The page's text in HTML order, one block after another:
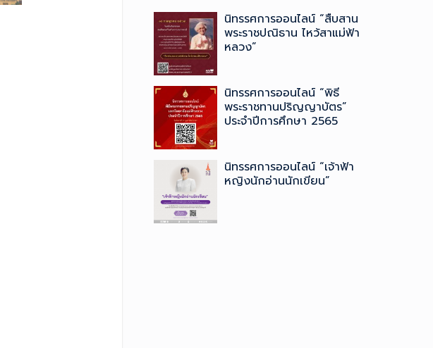
นิทรรศการออนไลน์ “สืบสาน
พระราชปณิธาน ไหว้สาแม่ฟ้า
หลวง”
นิทรรศการออนไลน์ “พิธี
พระราชทานปริญญาบัตร”
ประจำปีการศึกษา 2565
นิทรรศการออนไลน์ “เจ้าฟ้า
หญิงนักอ่านนักเขียน”